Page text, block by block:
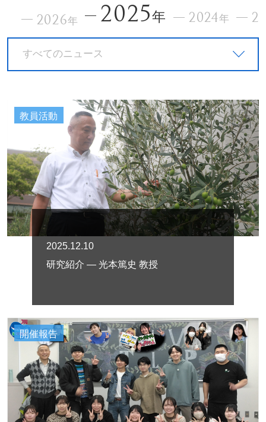
2026年 2025年 2024年
すべてのニュース
教員活動
2025.12.10
研究紹介 — 光本篤史 教授
開催報告